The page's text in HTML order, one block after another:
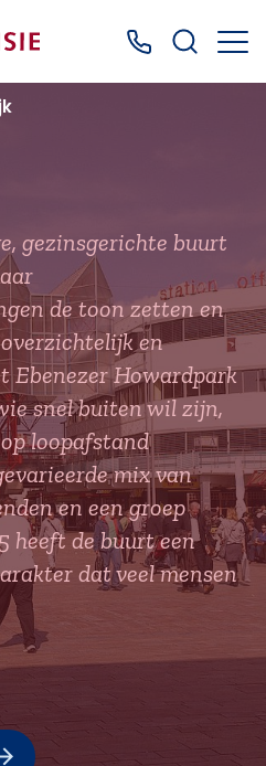
Bel ons: 0499
gezinsgerichte buurt
de toon zetten en
en
Howardpark
snel buiten wil zijn,
loopafstand
mix van
en een groep
heeft de buurt een
dat veel mensen